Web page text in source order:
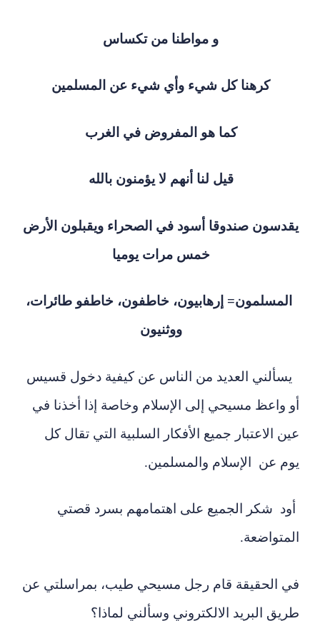
و مواطنا من تكساس
كرهنا كل شيء وأي شيء عن المسلمين
كما هو المفروض في الغرب
قيل لنا أنهم لا يؤمنون بالله
يقدسون صندوقا أسود في الصحراء ويقبلون الأرض
خمس مرات يوميا
المسلمون= إرهابيون، خاطفون، خاطفو طائرات،
ووثنيون
يسألني العديد من الناس عن كيفية دخول قسيس
أو واعظ مسيحي إلى الإسلام وخاصة إذا أخذنا في
عين الاعتبار جميع الأفكار السلبية التي تقال كل
يوم عن الإسلام والمسلمين.
أود شكر الجميع على اهتمامهم بسرد قصتي
المتواضعة.
في الحقيقة قام رجل مسيحي طيب، بمراسلتي عن
طريق البريد الالكتروني وسألني لماذا؟